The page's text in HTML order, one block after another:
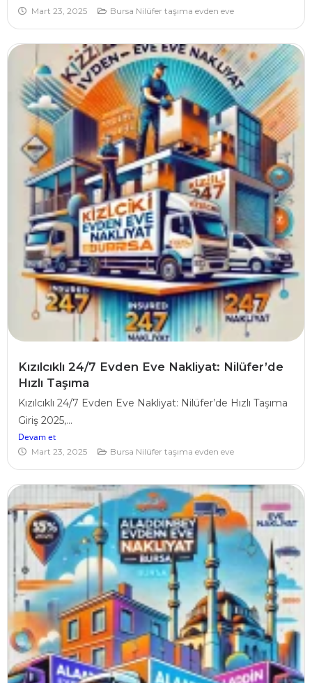
Mart 23, 2025 Bursa Nilüfer taşıma evden eve
Kızılcıklı 24/7 Evden Eve Nakliyat: Nilüfer’de
Hızlı Taşıma
Kızılcıklı 24/7 Evden Eve Nakliyat: Nilüfer’de Hızlı Taşıma
Giriş 2025,...
Devam et
Mart 23, 2025 Bursa Nilüfer taşıma evden eve